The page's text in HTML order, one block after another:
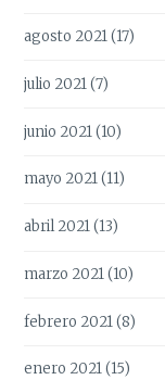
agosto 2021(17)
julio 2021(7)
junio 2021(10)
mayo 2021(11)
abril 2021(13)
marzo 2021(10)
febrero 2021(8)
enero 2021(15)